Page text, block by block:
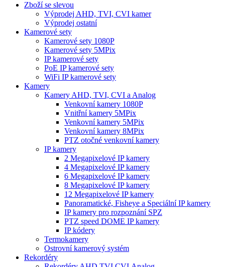
Zboží se slevou
Výprodej AHD, TVI, CVI kamer
Výprodej ostatní
Kamerové sety
Kamerové sety 1080P
Kamerové sety 5MPix
IP kamerové sety
PoE IP kamerové sety
WiFi IP kamerové sety
Kamery
Kamery AHD, TVI, CVI a Analog
Venkovní kamery 1080P
Vnitřní kamery 5MPix
Venkovní kamery 5MPix
Venkovní kamery 8MPix
PTZ otočné venkovní kamery
IP kamery
2 Megapixelové IP kamery
4 Megapixelové IP kamery
6 Megapixelové IP kamery
8 Megapixelové IP kamery
12 Megapixelové IP kamery
Panoramatické, Fisheye a Speciální IP kamery
IP kamery pro rozpoznání SPZ
PTZ speed DOME IP kamery
IP kódery
Termokamery
Ostrovní kamerový systém
Rekordéry